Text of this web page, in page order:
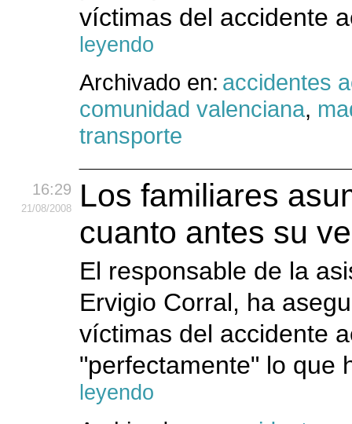
víctimas del accidente
leyendo
Archivado en: accidentes
comunidad valenciana,
transporte
16:29
21/08/2008
Los familiares
cuanto antes su
El responsable de la
Ervigio Corral, ha
víctimas del accidente
"perfectamente" lo que
leyendo